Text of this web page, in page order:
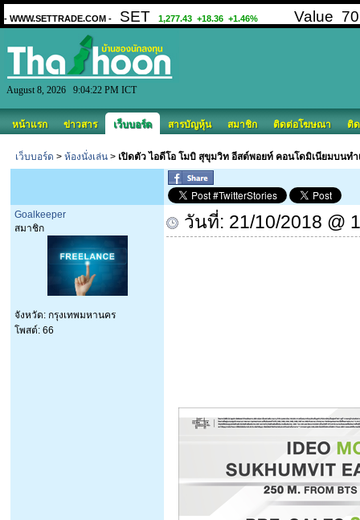
August 8, 2026 9:04:22 PM ICT
หน้าแรก ข่าวสาร เว็บบอร์ด สารบัญหุ้น สมาชิก ติดต่อโฆษณา ติ
เว็บบอร์ด > ห้องนั่งเล่น > เปิดตัว ไอดีโอ โมบิ สุขุมวิท อีสต์พอยท์ คอนโดมิเนียมบนทำ
Goalkeeper
สมาชิก
จังหวัด: กรุงเทพมหานคร
โพสต์: 66
วันที่: 21/10/2018 @